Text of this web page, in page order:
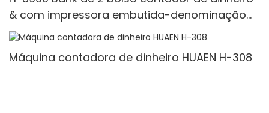
& com impressora embutida-denominação
mista, luz branca/ir/uv/mg de detecção &
Contagem de valor
Máquina contadora de dinheiro HUAEN H-308